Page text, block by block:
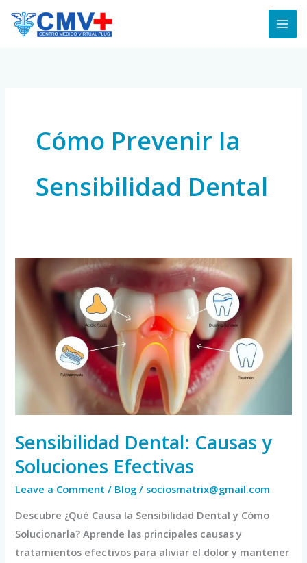
Cómo Prevenir la
Sensibilidad Dental
Sensibilidad Dental: Causas y
Soluciones Efectivas
Leave a Comment / Blog / sociosmatrix@gmail.com
Descubre ¿Qué Causa la Sensibilidad Dental y Cómo
Solucionarla? Aprende las principales causas y
tratamientos efectivos para aliviar el dolor y mantener
Sensibilidad
Dental:
Causas
Soluciones
Efectivas